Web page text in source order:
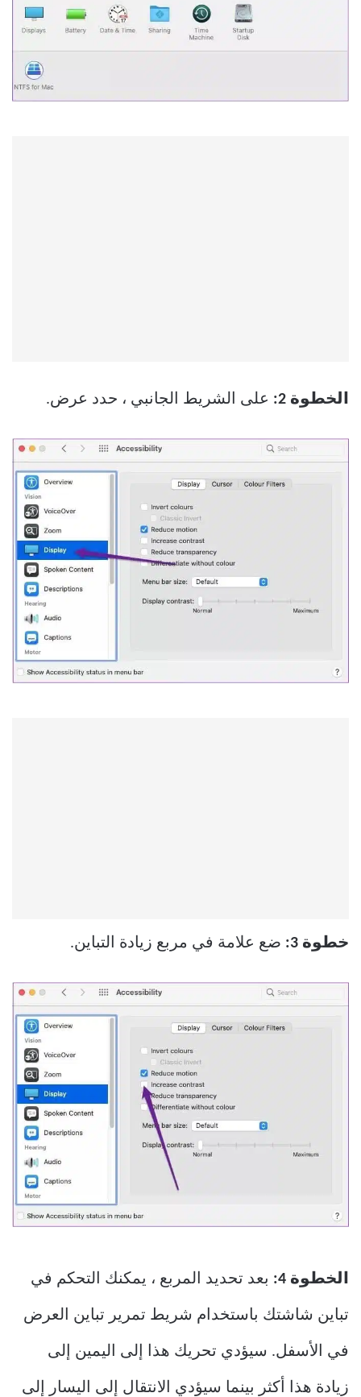
الخطوة 2: على الشريط الجانبي ، حدد عرض.
خطوة 3: ضع علامة في مربع زيادة التباين.
الخطوة 4: بعد تحديد المربع ، يمكنك التحكم في
تباين شاشتك باستخدام شريط تمرير تباين العرض
في الأسفل. سيؤدي تحريك هذا إلى اليمين إلى
زيادة هذا أكثر بينما سيؤدي الانتقال إلى اليسار إلى